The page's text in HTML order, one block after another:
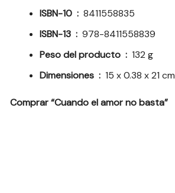
ISBN-10 ‏ : ‎8411558835
ISBN-13 ‏ : ‎978-8411558839
Peso del producto ‏ : ‎132 g
Dimensiones ‏ : ‎15 x 0.38 x 21 cm
Comprar “Cuando el amor no basta”